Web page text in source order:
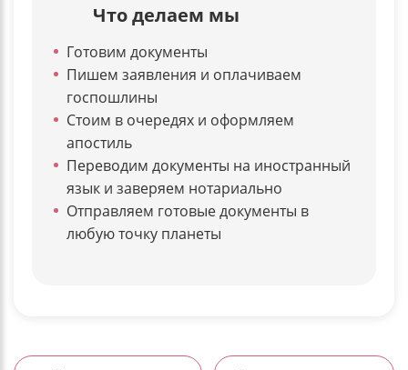
Что делаем мы
Готовим документы
Пишем заявления и оплачиваем
госпошлины
Стоим в очередях и оформляем
апостиль
Переводим документы на иностранный
язык и заверяем нотариально
Отправляем готовые документы в
любую точку планеты